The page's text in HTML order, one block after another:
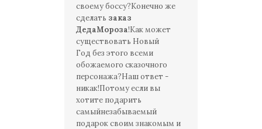
своему боссу?Конечно же
сделать заказ
ДедаМороза!Как может
существовать Новый
Год без этого всеми
обожаемого сказочного
персонажа?Наш ответ -
никак!Потому если вы
хотите подарить
самыйнезабываемый
подарок своим знакомым и